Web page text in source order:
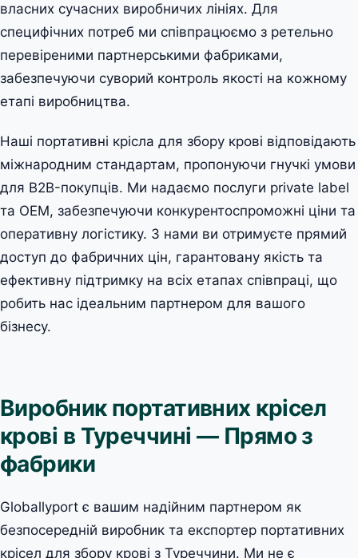
власних сучасних виробничих лініях. Для
специфічних потреб ми співпрацюємо з ретельно
перевіреними партнерськими фабриками,
забезпечуючи суворий контроль якості на кожному
етапі виробництва.
Наші портативні крісла для збору крові відповідають
міжнародним стандартам, пропонуючи гнучкі умови
для B2B-покупців. Ми надаємо послуги private label
та OEM, забезпечуючи конкурентоспроможні ціни та
оперативну логістику. З нами ви отримуєте прямий
доступ до фабричних цін, гарантовану якість та
ефективну підтримку на всіх етапах співпраці, що
робить нас ідеальним партнером для вашого
бізнесу.
Виробник портативних крісел
крові в Туреччині — Прямо з
фабрики
Globallyport є вашим надійним партнером як
безпосередній виробник та експортер портативних
крісел для збору крові з Туреччини. Ми не є